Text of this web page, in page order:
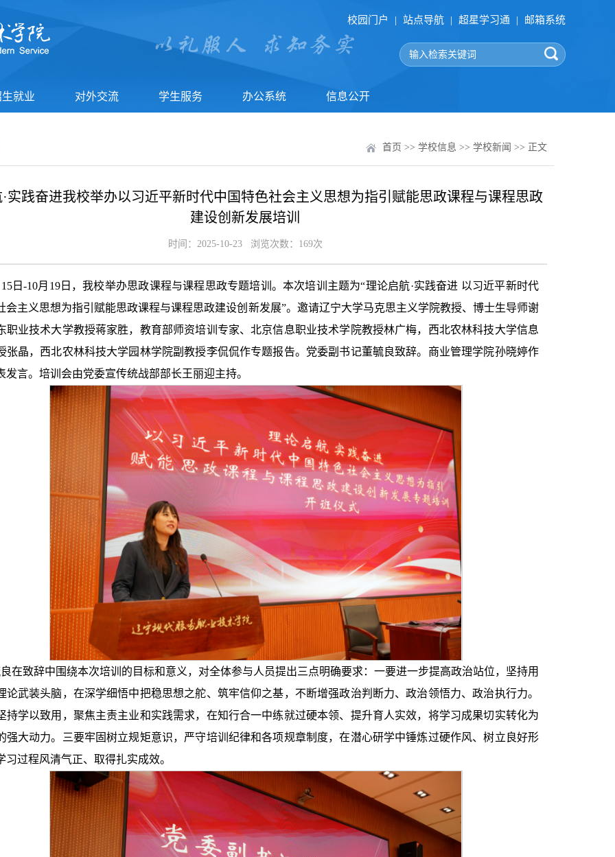
校园门户 | 站点导航 | 超星学习通 | 邮箱系统
就业 对外交流 学生服务 办公系统 信息公开
首页 >> 学校信息 >> 学校新闻 >> 正文
实践奋进我校举办以习近平新时代中国特色社会主义思想为指引赋能思政课程与课程思政
建设创新发展培训
时间：2025-10-23 浏览次数： 169次
日-10月19日，我校举办思政课程与课程思政专题培训。本次培训主题为“理论启航·实践奋进 以习近平新时代
会主义思想为指引赋能思政课程与课程思政建设创新发展”。邀请辽宁大学马克思主义学院教授、博士生导师谢
职业技术大学教授蒋家胜，教育部师资培训专家、北京信息职业技术学院教授林广梅，西北农林科技大学信息
张晶，西北农林科技大学园林学院副教授李侃侃作专题报告。党委副书记董毓良致辞。商业管理学院孙晓婷作
发言。培训会由党委宣传统战部部长王丽迎主持。
在致辞中围绕本次培训的目标和意义，对全体参与人员提出三点明确要求：一要进一步提高政治站位，坚持用
论武装头脑，在深学细悟中把稳思想之舵、筑牢信仰之基，不断增强政治判断力、政治领悟力、政治执行力。
持学以致用，聚焦主责主业和实践需求，在知行合一中练就过硬本领、提升育人实效，将学习成果切实转化为
强大动力。三要牢固树立规矩意识，严守培训纪律和各项规章制度，在潜心研学中锤炼过硬作风、树立良好形
习过程风清气正、取得扎实成效。